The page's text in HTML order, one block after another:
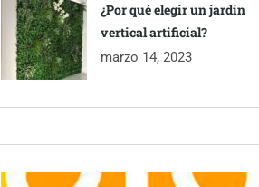
¿Por qué elegir un jardín
vertical artificial?
marzo 14, 2023